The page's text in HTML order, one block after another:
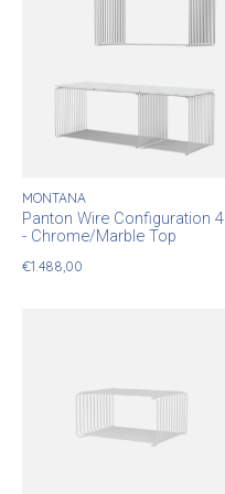
MONTANA
Panton Wire Configuration 4
- Chrome/Marble Top
€1.488,00